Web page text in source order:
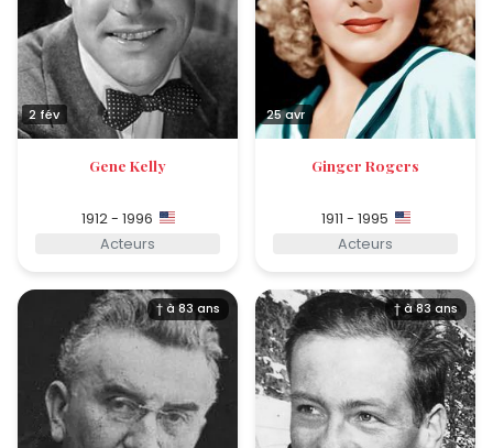
2 fév
Gene Kelly
1912 - 1996
Acteurs
25 avr
Ginger Rogers
1911 - 1995
Acteurs
† à 83 ans † à 83 ans